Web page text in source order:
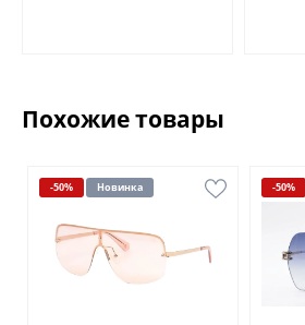
Похожие товары
-50% Новинка -50%